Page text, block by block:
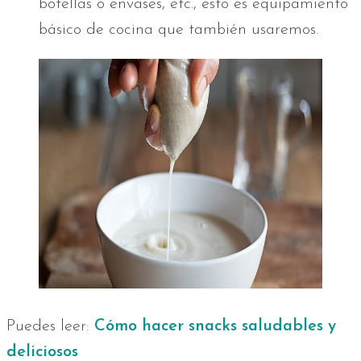
botellas o envases, etc., esto es equipamiento
básico de cocina que también usaremos.
Puedes leer: Cómo hacer snacks saludables y
deliciosos